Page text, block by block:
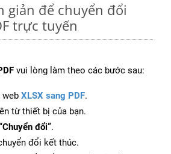
giản để chuyển đổi
trực tuyến
vui lòng làm theo các bước sau:
web XLSX sang PDF.
từ thiết bị của bạn.
đổi”.
đổi kết thúc.